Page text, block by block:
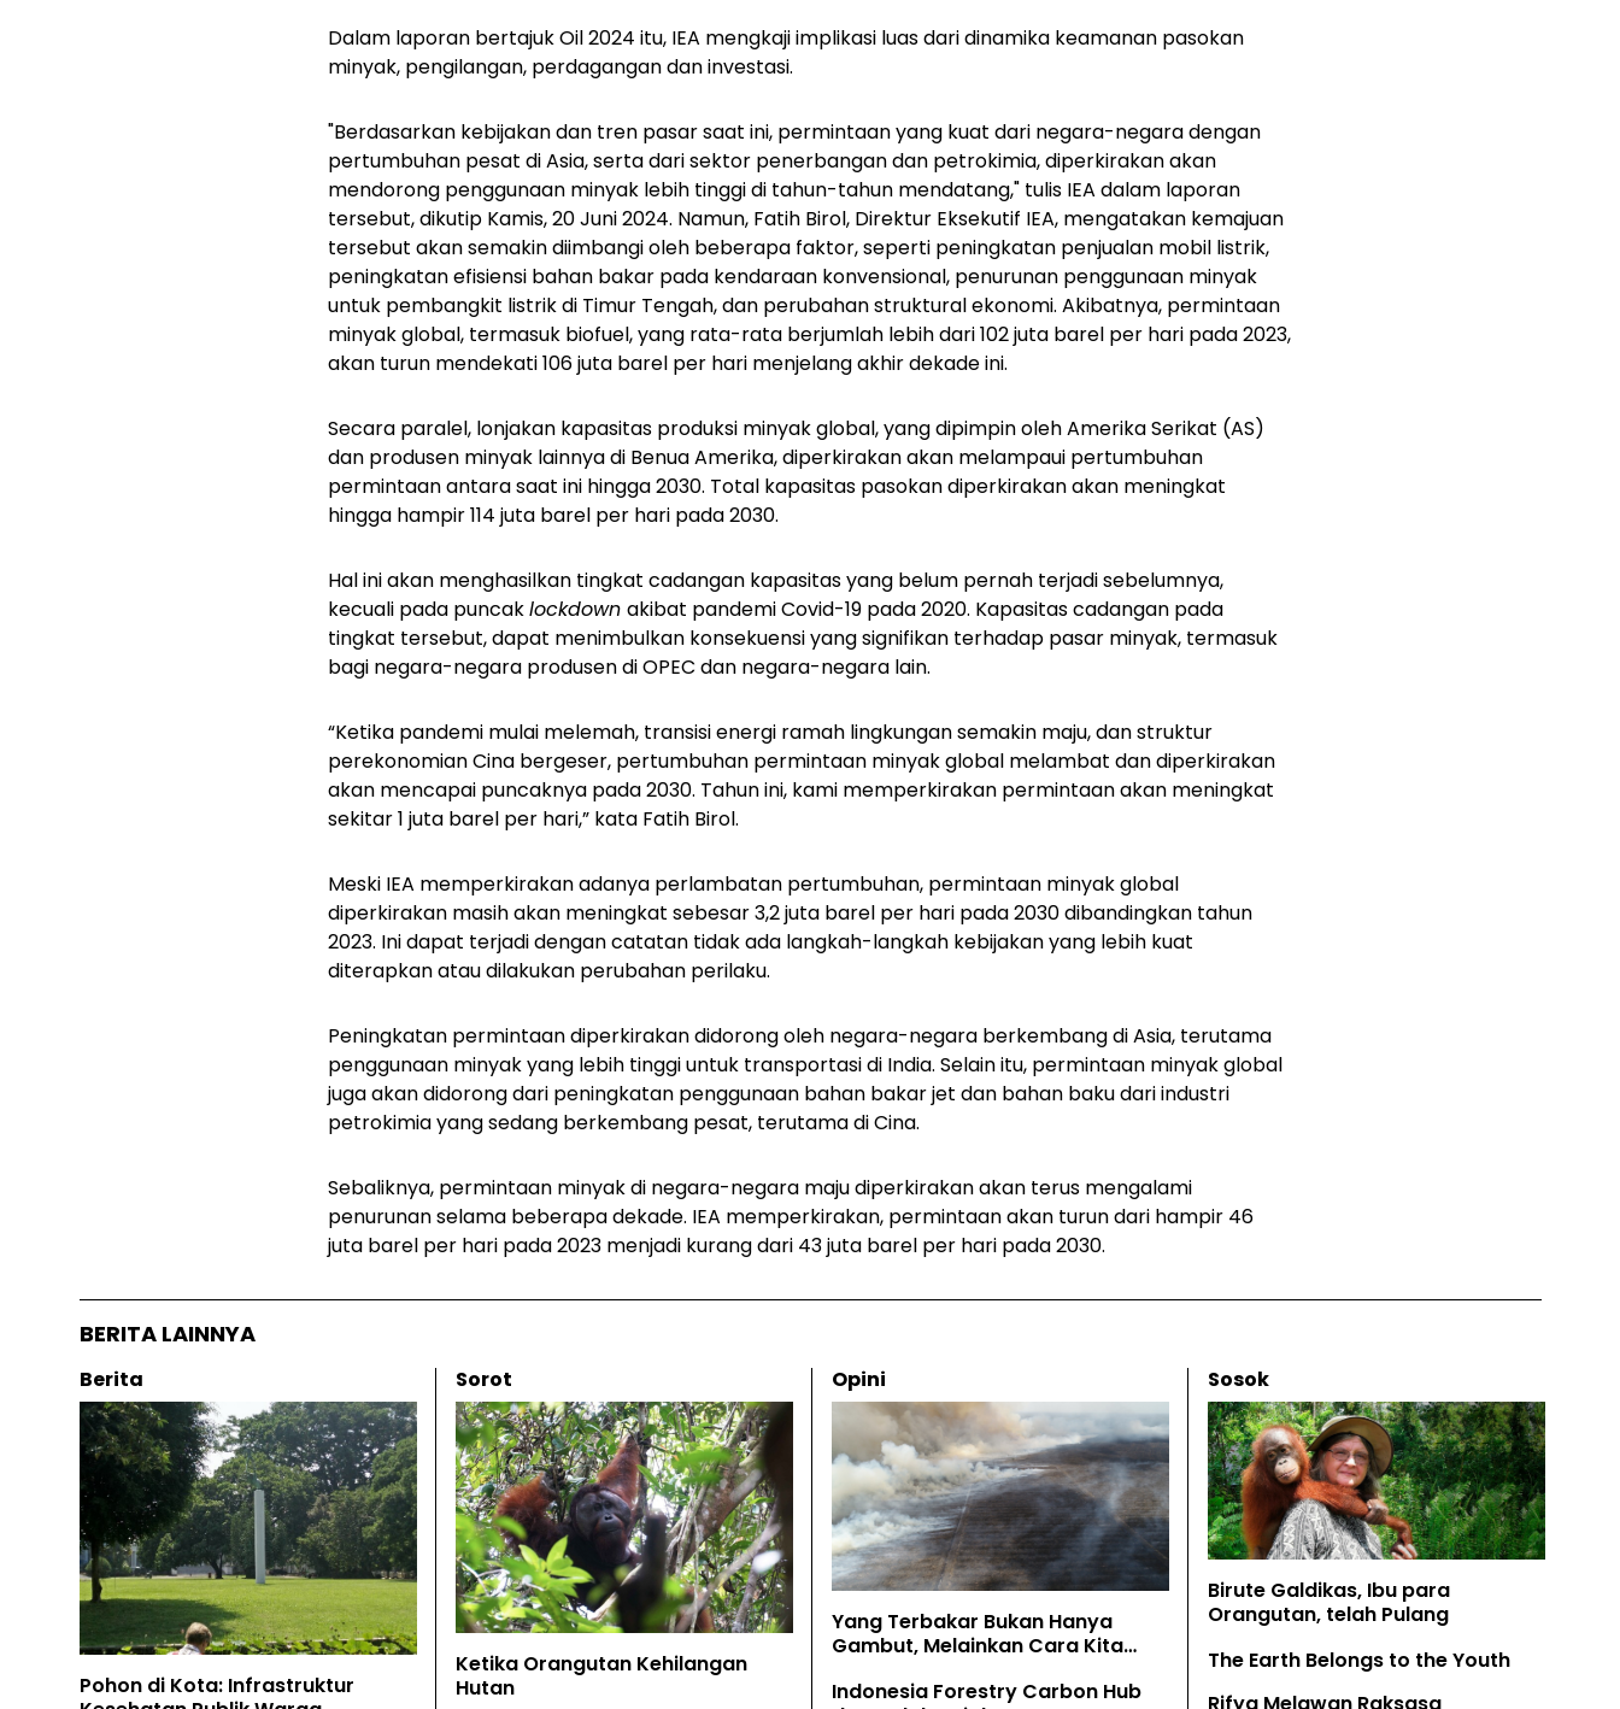
Dalam laporan bertajukOil 2024 itu, IEA mengkaji implikasi luas dari dinamika keamanan pasokan
minyak, pengilangan, perdagangan dan investasi.
"Berdasarkan kebijakan dan tren pasar saat ini, permintaan yang kuat dari negara-negara dengan
pertumbuhan pesat di Asia, serta dari sektor penerbangan dan petrokimia, diperkirakan akan
mendorong penggunaan minyak lebih tinggi di tahun-tahun mendatang," tulis IEA dalam laporan
tersebut, dikutip Kamis, 20 Juni 2024. Namun, Fatih Birol, Direktur Eksekutif IEA, mengatakan kemajuan
tersebut akan semakin diimbangi oleh beberapa faktor, seperti peningkatan penjualan mobil listrik,
peningkatan efisiensi bahan bakar pada kendaraan konvensional, penurunan penggunaan minyak
untuk pembangkit listrik di Timur Tengah, dan perubahan struktural ekonomi. Akibatnya, permintaan
minyak global, termasuk biofuel, yang rata-rata berjumlah lebih dari 102 juta barel per hari pada 2023,
akan turun mendekati 106 juta barel per hari menjelang akhir dekade ini.
Secara paralel, lonjakan kapasitas produksi minyak global, yang dipimpin oleh Amerika Serikat (AS)
dan produsen minyak lainnya di Benua Amerika, diperkirakan akan melampaui pertumbuhan
permintaan antara saat ini hingga 2030. Total kapasitas pasokan diperkirakan akan meningkat
hingga hampir 114 juta barel per hari pada 2030.
Hal ini akan menghasilkan tingkat cadangan kapasitas yang belum pernah terjadi sebelumnya,
kecuali pada puncaklockdown akibat pandemi Covid-19 pada 2020. Kapasitas cadangan pada
tingkat tersebut, dapat menimbulkan konsekuensi yang signifikan terhadap pasar minyak, termasuk
bagi negara-negara produsen di OPEC dan negara-negara lain.
“Ketika pandemi mulai melemah, transisi energi ramah lingkungan semakin maju, dan struktur
perekonomian Cina bergeser, pertumbuhan permintaan minyak global melambat dan diperkirakan
akan mencapai puncaknya pada 2030. Tahun ini, kami memperkirakan permintaan akan meningkat
sekitar 1 juta barel per hari,” kata Fatih Birol.
Meski IEA memperkirakan adanya perlambatan pertumbuhan, permintaan minyak global
diperkirakan masih akan meningkat sebesar 3,2 juta barel per hari pada 2030 dibandingkan tahun
2023. Ini dapat terjadi dengan catatan tidak ada langkah-langkah kebijakan yang lebih kuat
diterapkan atau dilakukan perubahan perilaku.
Peningkatan permintaan diperkirakan didorong oleh negara-negara berkembang di Asia, terutama
penggunaan minyak yang lebih tinggi untuk transportasi di India. Selain itu, permintaan minyak global
juga akan didorong dari peningkatan penggunaan bahan bakar jet dan bahan baku dari industri
petrokimia yang sedang berkembang pesat, terutama di Cina.
Sebaliknya, permintaan minyak di negara-negara maju diperkirakan akan terus mengalami
penurunan selama beberapa dekade. IEA memperkirakan, permintaan akan turun dari hampir 46
juta barel per hari pada 2023 menjadi kurang dari 43 juta barel per hari pada 2030.
BERITA LAINNYA
Berita
Pohon di Kota: Infrastruktur
Sorot
Ketika Orangutan Kehilangan
Hutan
Opini
Yang Terbakar Bukan Hanya
Gambut, Melainkan Cara Kita
Indonesia Forestry Carbon Hub
Sosok
Birute Galdikas, Ibu para
Orangutan, telah Pulang
The Earth Belongs to the Youth
Rifya Melawan Raksasa